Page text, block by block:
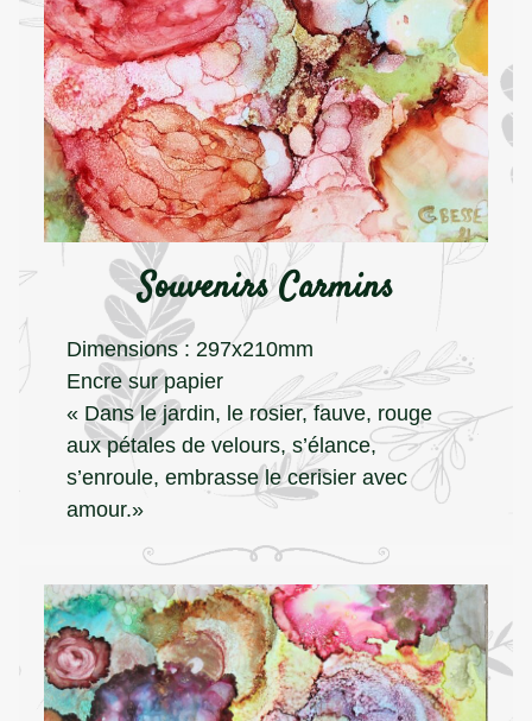
Souvenirs Carmins
Dimensions : 297x210mm
Encre sur papier
« Dans le jardin, le rosier, fauve, rouge
aux pétales de velours, s’élance,
s’enroule, embrasse le cerisier avec
amour.»